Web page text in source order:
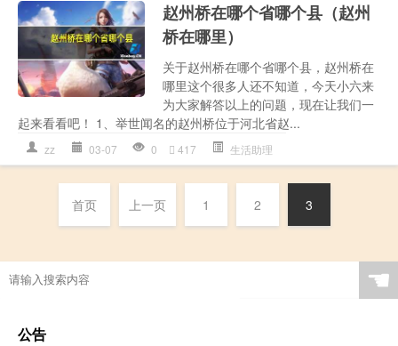
赵州桥在哪个省哪个县（赵州
桥在哪里）
关于赵州桥在哪个省哪个县，赵州桥在
哪里这个很多人还不知道，今天小六来
为大家解答以上的问题，现在让我们一
起来看看吧！ 1、举世闻名的赵州桥位于河北省赵...
zz 03-07 0 417 生活助理
首页 上一页 1 2 3
☚
公告